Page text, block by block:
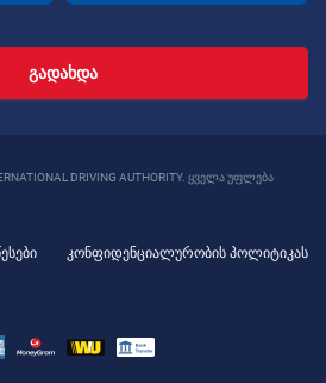
ᲒᲐᲓᲐᲮᲓᲐ
DRIVING AUTHORITY. ყველა უფლება
კონფიდენციალურობის პოლიტიკას